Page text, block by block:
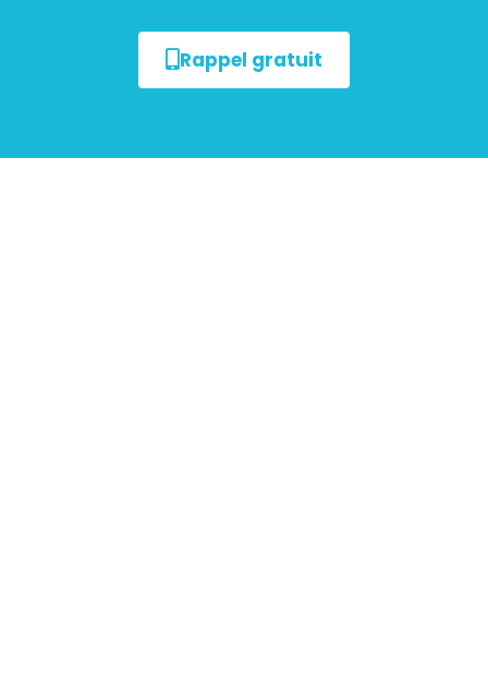
Rappel gratuit